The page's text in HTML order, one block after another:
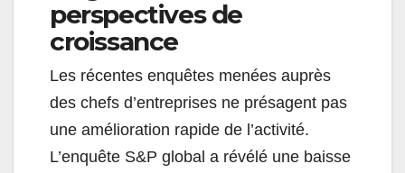
perspectives de
croissance
Les récentes enquêtes menées auprès
des chefs d’entreprises ne présagent pas
une amélioration rapide de l’activité.
L’enquête S&P global a révélé une baisse